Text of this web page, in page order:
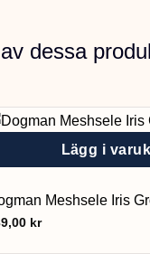
dessa
Lägg i
Meshsele Iris
kr